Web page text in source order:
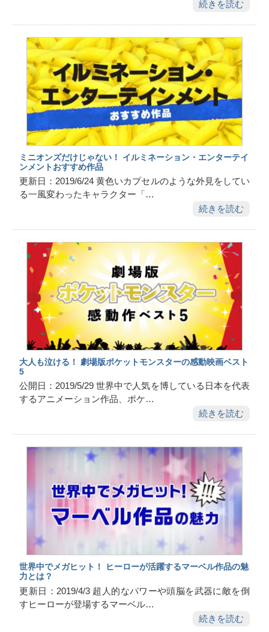
続きを読む
ミニオンズだけじゃない！ イルミネーション・エンターテイ
ンメントおすすめ作品
更新日：2019/6/24 黄色いカプセルのような外見をしてい
る一風変わったキャラクター「…
続きを読む
大人も泣ける！ 劇場版ポケットモンスターの感動映画ベスト
5
公開日：2019/5/29 世界中で人気を博している日本を代表
するアニメーション作品、ポケ…
続きを読む
世界中でメガヒット！ ヒーローが活躍するマーベル作品の魅
力とは？
更新日：2019/4/3 超人的なパワーや頭脳を武器に敵を倒
すヒーローが登場するマーベル…
続きを読む